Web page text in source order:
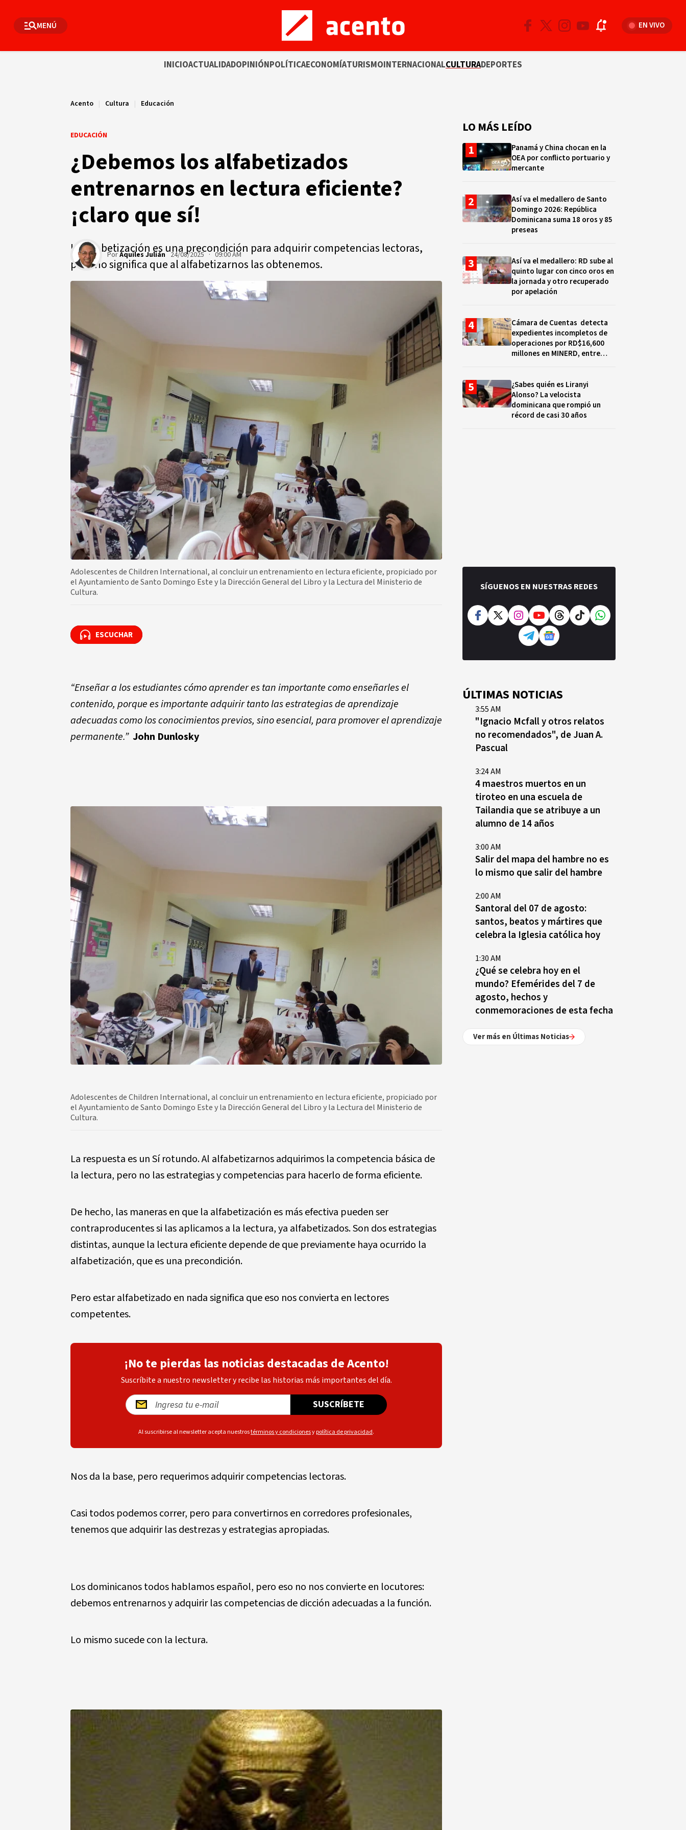
MENÚ EN VIVO
INICIOACTUALIDADOPINIÓNPOLÍTICAECONOMÍATURISMOINTERNACIONALCULTURADEPORTES
Acento | Cultura | Educación
EDUCACIÓN
¿Debemos los alfabetizados
entrenarnos en lectura eficiente?
¡claro que sí!
La alfabetización es una precondición para adquirir competencias lectoras,
pero no significa que al alfabetizarnos las obtenemos.
PorAquiles Julián 24/08/2025 · 09:00 AM
Adolescentes de Children International, al concluir un entrenamiento en lectura eficiente, propiciado por
el Ayuntamiento de Santo Domingo Este y la Dirección General del Libro y la Lectura del Ministerio de
Cultura.
ESCUCHAR
ESCUCHAR
“Enseñar a los estudiantes cómo aprender es tan importante como enseñarles el
contenido, porque es importante adquirir tanto las estrategias de aprendizaje
adecuadas como los conocimientos previos, sino esencial, para promover el aprendizaje
permanente.” John Dunlosky
Adolescentes de Children International, al concluir un entrenamiento en lectura eficiente, propiciado por
el Ayuntamiento de Santo Domingo Este y la Dirección General del Libro y la Lectura del Ministerio de
Cultura.
La respuesta es un Sí rotundo. Al alfabetizarnos adquirimos la competencia básica de
la lectura, pero no las estrategias y competencias para hacerlo de forma eficiente.
De hecho, las maneras en que la alfabetización es más efectiva pueden ser
contraproducentes si las aplicamos a la lectura, ya alfabetizados. Son dos estrategias
distintas, aunque la lectura eficiente depende de que previamente haya ocurrido la
alfabetización, que es una precondición.
Pero estar alfabetizado en nada significa que eso nos convierta en lectores
competentes.
¡No te pierdas las noticias destacadas de Acento!
Suscríbite a nuestro newsletter y recibe las historias más importantes del día.
SUSCRÍBETE
Al suscribirse al newsletter acepta nuestrostérminos y condicionesypolítica de privacidad.
Nos da la base, pero requerimos adquirir competencias lectoras.
Casi todos podemos correr, pero para convertirnos en corredores profesionales,
tenemos que adquirir las destrezas y estrategias apropiadas.
Los dominicanos todos hablamos español, pero eso no nos convierte en locutores:
debemos entrenarnos y adquirir las competencias de dicción adecuadas a la función.
Lo mismo sucede con la lectura.
LO MÁS LEÍDO
Panamá y China chocan en la
OEA por conflicto portuario y
mercante
Así va el medallero de Santo
Domingo 2026: República
Dominicana suma 18 oros y 85
preseas
Así va el medallero: RD sube al
quinto lugar con cinco oros en
la jornada y otro recuperado
por apelación
Cámara de Cuentas detecta
expedientes incompletos de
operaciones por RD$16,600
millones en MINERD, entre
¿Sabes quién es Liranyi
Alonso? La velocista
dominicana que rompió un
récord de casi 30 años
SÍGUENOS EN NUESTRAS REDES
ÚLTIMAS NOTICIAS
3:55 AM
"Ignacio Mcfall y otros relatos
no recomendados", de Juan A.
Pascual
3:24 AM
4 maestros muertos en un
tiroteo en una escuela de
Tailandia que se atribuye a un
alumno de 14 años
3:00 AM
Salir del mapa del hambre no es
lo mismo que salir del hambre
2:00 AM
Santoral del 07 de agosto:
santos, beatos y mártires que
celebra la Iglesia católica hoy
1:30 AM
¿Qué se celebra hoy en el
mundo? Efemérides del 7 de
agosto, hechos y
conmemoraciones de esta fecha
Ver más en Últimas Noticias